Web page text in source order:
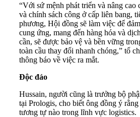
“Với sứ mệnh phát triển và nâng cao
và chính sách công ở cấp liên bang,
phương, Hội đồng sẽ làm việc để
cung ứng, mang đến hàng hóa và
cần, sẽ được bảo vệ và bền vững
toàn cầu thay đổi nhanh chóng,” tổ
thông báo về việc ra mắt.
Độc đáo
Hussain, người cũng là trưởng bộ
tại Prologis, cho biết ông đồng ý
tương tự nào trong lĩnh vực logistics.